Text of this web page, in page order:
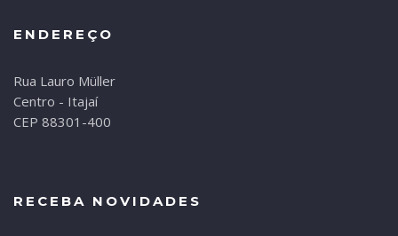
ENDEREÇO
Rua Lauro Müller
Centro - Itajaí
CEP 88301-400
RECEBA NOVIDADES